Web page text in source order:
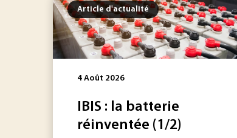
Article d'actualité
4 Août 2026
IBIS : la batterie
réinventée (1/2)